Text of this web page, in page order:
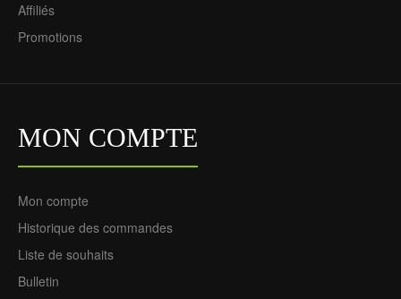
Affiliés
Promotions
MON COMPTE
Mon compte
Historique des commandes
Liste de souhaits
Bulletin